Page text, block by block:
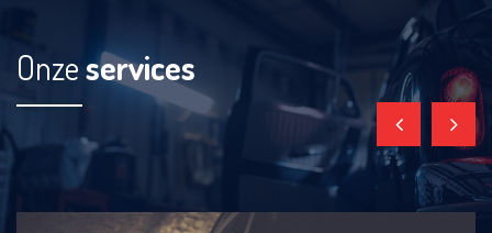
Onzeservices